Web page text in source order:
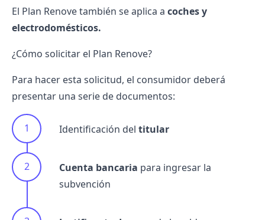
El Plan Renove también se aplica a coches y
electrodomésticos.
¿Cómo solicitar el Plan Renove?
Para hacer esta solicitud, el consumidor deberá
presentar una serie de documentos:
Identificación del titular
Cuenta bancaria para ingresar la
subvención